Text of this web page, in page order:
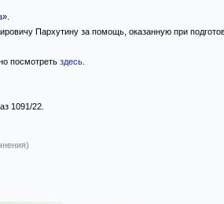
».
Пархутину за помощь, оказанную при
посмотреть здесь.
1091/22.